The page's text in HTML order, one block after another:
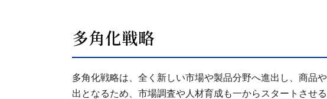
多角化戦略
多角化戦略は、全く新しい市場や製品分野へ進出し、商品
出となるため、市場調査や人材育成も一からスタートさせ